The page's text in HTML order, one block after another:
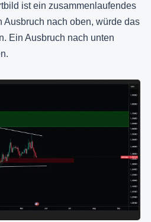
ist ein zusammenlaufendes
Ausbruch nach oben, würde das
Ein Ausbruch nach unten